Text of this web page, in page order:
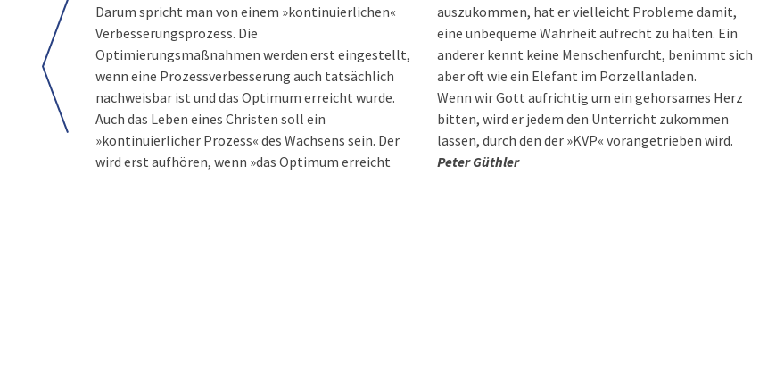
Darum spricht man von einem »kontinuierlichen«
Verbesserungsprozess. Die
Optimierungsmaßnahmen werden erst eingestellt,
wenn eine Prozessverbesserung auch tatsächlich
nachweisbar ist und das Optimum erreicht wurde.
Auch das Leben eines Christen soll ein
»kontinuierlicher Prozess« des Wachsens sein. Der
wird erst aufhören, wenn »das Optimum erreicht
auszukommen, hat er vielleicht Probleme damit,
eine unbequeme Wahrheit aufrecht zu halten. Ein
anderer kennt keine Menschenfurcht, benimmt sich
aber oft wie ein Elefant im Porzellanladen.
Wenn wir Gott aufrichtig um ein gehorsames Herz
bitten, wird er jedem den Unterricht zukommen
lassen, durch den der »KVP« vorangetrieben wird.
Peter Güthler